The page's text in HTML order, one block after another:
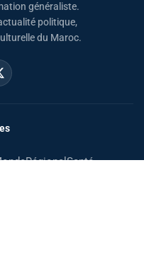
généraliste.
politique,
du Maroc.
RégionalSanté